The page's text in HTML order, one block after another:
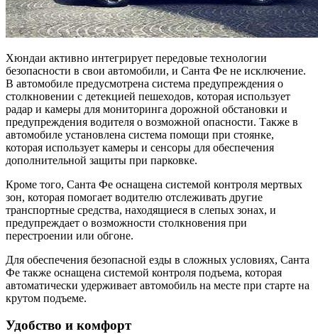
Хюндаи активно интегрирует передовые технологии
безопасности в свои автомобили, и Санта Фе не исключение.
В автомобиле предусмотрена система предупреждения о
столкновении с детекцией пешеходов, которая использует
радар и камеры для мониторинга дорожной обстановки и
предупреждения водителя о возможной опасности. Также в
автомобиле установлена система помощи при стоянке,
которая использует камеры и сенсоры для обеспечения
дополнительной защиты при парковке.
Кроме того, Санта Фе оснащена системой контроля мертвых
зон, которая помогает водителю отслеживать другие
транспортные средства, находящиеся в слепых зонах, и
предупреждает о возможности столкновения при
перестроении или обгоне.
Для обеспечения безопасной езды в сложных условиях, Санта
Фе также оснащена системой контроля подъема, которая
автоматически удерживает автомобиль на месте при старте на
крутом подъеме.
Удобство и комфорт